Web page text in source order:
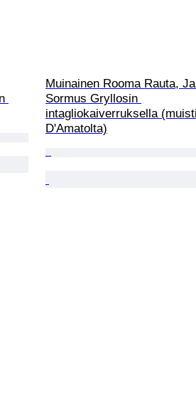
Muinainen Rooma Rauta,
Sormus Gryllosin
intagliokaiverruksella
D'Amatolta)